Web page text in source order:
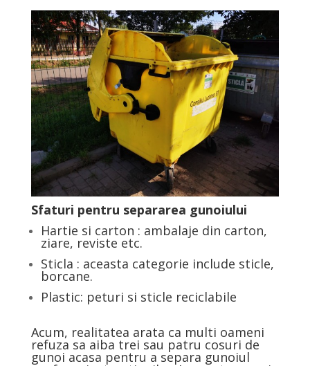
Sfaturi pentru separarea gunoiului
Hartie si carton : ambalaje din carton,
ziare, reviste etc.
Sticla : aceasta categorie include sticle,
borcane.
Plastic: peturi si sticle reciclabile
Acum, realitatea arata ca multi oameni
refuza sa aiba trei sau patru cosuri de
gunoi acasa pentru a separa gunoiul